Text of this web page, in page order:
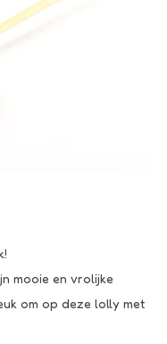
mooie en vrolijke
om op deze lolly met